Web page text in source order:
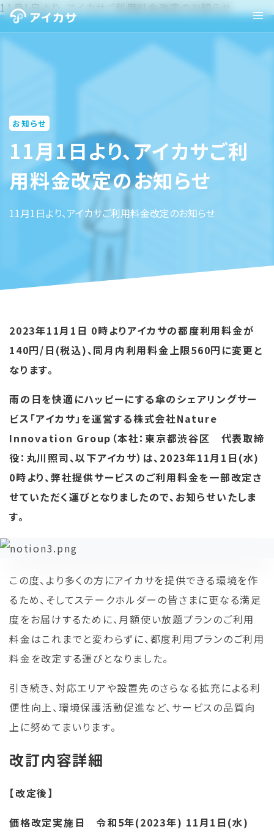
11月1日より、アイカサご利用料金改定のお知らせ
お知らせ
11月1日より、アイカサご利
用料金改定のお知らせ
11月1日より、アイカサご利用料金改定のお知らせ
2023年11月1日 0時よりアイカサの都度利用料金が
140円/日(税込)、同月内利用料金上限560円に変更と
なります。
雨の日を快適にハッピーにする傘のシェアリングサー
ビス「アイカサ」を運営する株式会社Nature
Innovation Group（本社：東京都渋谷区 代表取締
役：丸川照司、以下アイカサ）は、2023年11月1日(水)
0時より、弊社提供サービスのご利用料金を一部改定さ
せていただく運びとなりましたので、お知らせいたしま
す。
この度、より多くの方にアイカサを提供できる環境を作
るため、そしてステークホルダーの皆さまに更なる満足
度をお届けするために、月額使い放題プランのご利用
料金はこれまでと変わらずに、都度利用プランのご利用
料金を改定する運びとなりました。
引き続き、対応エリアや設置先のさらなる拡充による利
便性向上、環境保護活動促進など、サービスの品質向
上に努めてまいります。
改訂内容詳細
【改定後】
価格改定実施日 令和5年(2023年) 11月1日(水)